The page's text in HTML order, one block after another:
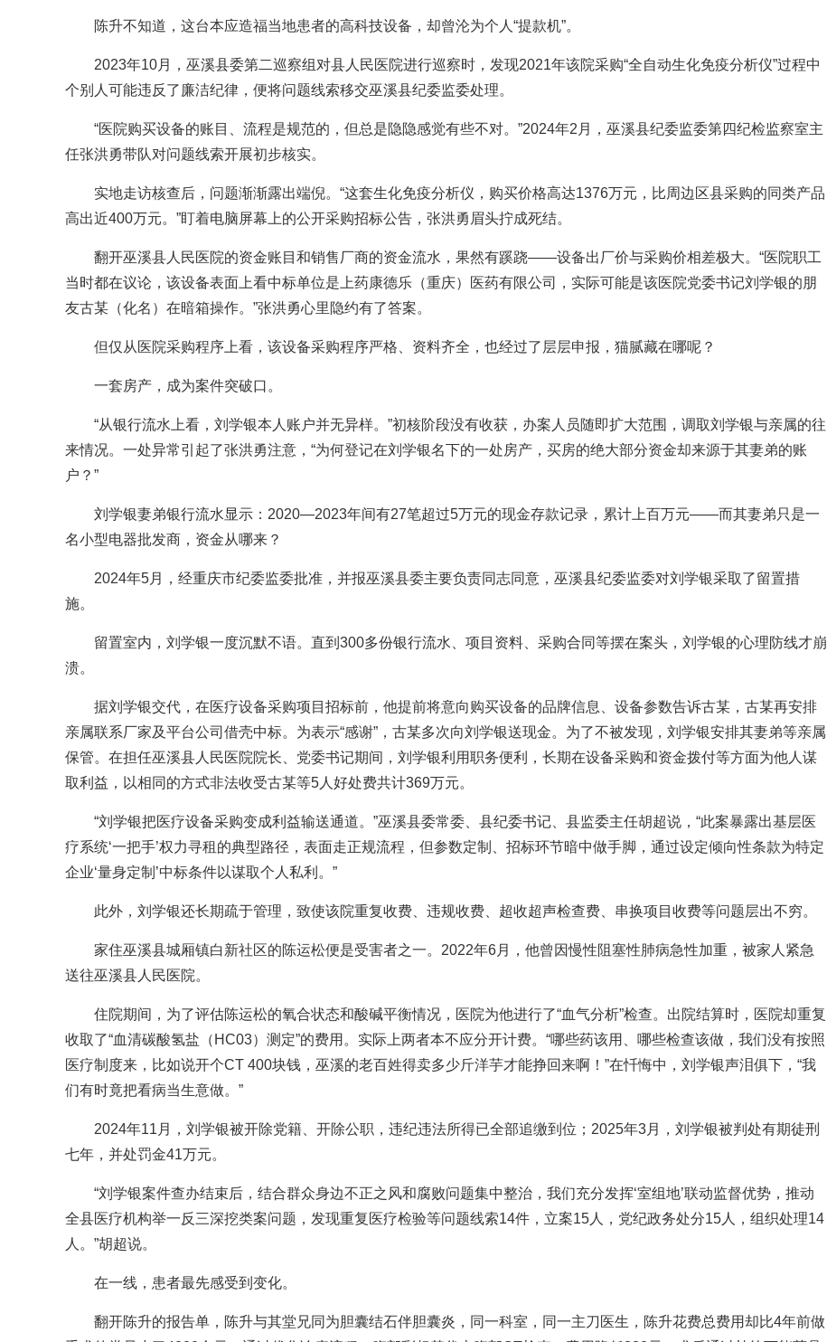
陈升不知道，这台本应造福当地患者的高科技设备，却曾沦为个人“提款机”。
2023年10月，巫溪县委第二巡察组对县人民医院进行巡察时，发现2021年该院采购“全自动生化免疫分析仪”过程中
个别人可能违反了廉洁纪律，便将问题线索移交巫溪县纪委监委处理。
“医院购买设备的账目、流程是规范的，但总是隐隐感觉有些不对。”2024年2月，巫溪县纪委监委第四纪检监察室主
任张洪勇带队对问题线索开展初步核实。
实地走访核查后，问题渐渐露出端倪。“这套生化免疫分析仪，购买价格高达1376万元，比周边区县采购的同类产品
高出近400万元。”盯着电脑屏幕上的公开采购招标公告，张洪勇眉头拧成死结。
翻开巫溪县人民医院的资金账目和销售厂商的资金流水，果然有蹊跷——设备出厂价与采购价相差极大。“医院职工
当时都在议论，该设备表面上看中标单位是上药康德乐（重庆）医药有限公司，实际可能是该医院党委书记刘学银的朋
友古某（化名）在暗箱操作。”张洪勇心里隐约有了答案。
但仅从医院采购程序上看，该设备采购程序严格、资料齐全，也经过了层层申报，猫腻藏在哪呢？
一套房产，成为案件突破口。
“从银行流水上看，刘学银本人账户并无异样。”初核阶段没有收获，办案人员随即扩大范围，调取刘学银与亲属的往
来情况。一处异常引起了张洪勇注意，“为何登记在刘学银名下的一处房产，买房的绝大部分资金却来源于其妻弟的账
户？”
刘学银妻弟银行流水显示：2020—2023年间有27笔超过5万元的现金存款记录，累计上百万元——而其妻弟只是一
名小型电器批发商，资金从哪来？
2024年5月，经重庆市纪委监委批准，并报巫溪县委主要负责同志同意，巫溪县纪委监委对刘学银采取了留置措
施。
留置室内，刘学银一度沉默不语。直到300多份银行流水、项目资料、采购合同等摆在案头，刘学银的心理防线才崩
溃。
据刘学银交代，在医疗设备采购项目招标前，他提前将意向购买设备的品牌信息、设备参数告诉古某，古某再安排
亲属联系厂家及平台公司借壳中标。为表示“感谢”，古某多次向刘学银送现金。为了不被发现，刘学银安排其妻弟等亲属
保管。在担任巫溪县人民医院院长、党委书记期间，刘学银利用职务便利，长期在设备采购和资金拨付等方面为他人谋
取利益，以相同的方式非法收受古某等5人好处费共计369万元。
“刘学银把医疗设备采购变成利益输送通道。”巫溪县委常委、县纪委书记、县监委主任胡超说，“此案暴露出基层医
疗系统‘一把手’权力寻租的典型路径，表面走正规流程，但参数定制、招标环节暗中做手脚，通过设定倾向性条款为特定
企业‘量身定制’中标条件以谋取个人私利。”
此外，刘学银还长期疏于管理，致使该院重复收费、违规收费、超收超声检查费、串换项目收费等问题层出不穷。
家住巫溪县城厢镇白新社区的陈运松便是受害者之一。2022年6月，他曾因慢性阻塞性肺病急性加重，被家人紧急
送往巫溪县人民医院。
住院期间，为了评估陈运松的氧合状态和酸碱平衡情况，医院为他进行了“血气分析”检查。出院结算时，医院却重复
收取了“血清碳酸氢盐（HC03）测定”的费用。实际上两者本不应分开计费。“哪些药该用、哪些检查该做，我们没有按照
医疗制度来，比如说开个CT 400块钱，巫溪的老百姓得卖多少斤洋芋才能挣回来啊！”在忏悔中，刘学银声泪俱下，“我
们有时竟把看病当生意做。”
2024年11月，刘学银被开除党籍、开除公职，违纪违法所得已全部追缴到位；2025年3月，刘学银被判处有期徒刑
七年，并处罚金41万元。
“刘学银案件查办结束后，结合群众身边不正之风和腐败问题集中整治，我们充分发挥‘室组地’联动监督优势，推动
全县医疗机构举一反三深挖类案问题，发现重复医疗检验等问题线索14件，立案15人，党纪政务处分15人，组织处理14
人。”胡超说。
在一线，患者最先感受到变化。
翻开陈升的报告单，陈升与其堂兄同为胆囊结石伴胆囊炎，同一科室，同一主刀医生，陈升花费总费用却比4年前做